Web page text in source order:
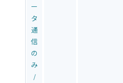
ー
タ
通
信
の
み
/